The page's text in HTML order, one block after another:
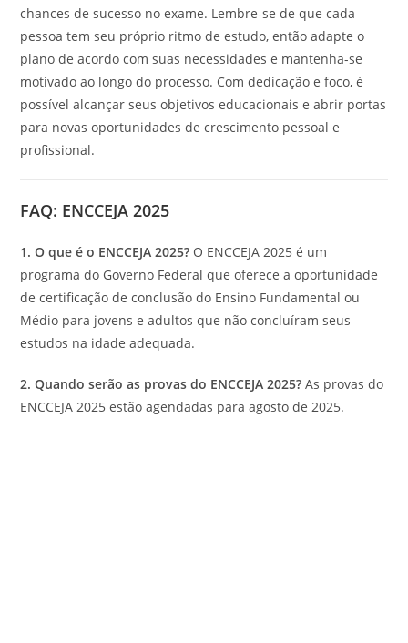
chances de sucesso no exame. Lembre-se de que cada
pessoa tem seu próprio ritmo de estudo, então adapte o
plano de acordo com suas necessidades e mantenha-se
motivado ao longo do processo. Com dedicação e foco, é
possível alcançar seus objetivos educacionais e abrir portas
para novas oportunidades de crescimento pessoal e
profissional.
FAQ: ENCCEJA 2025
1. O que é o ENCCEJA 2025? O ENCCEJA 2025 é um
programa do Governo Federal que oferece a oportunidade
de certificação de conclusão do Ensino Fundamental ou
Médio para jovens e adultos que não concluíram seus
estudos na idade adequada.
2. Quando serão as provas do ENCCEJA 2025? As provas do
ENCCEJA 2025 estão agendadas para agosto de 2025.